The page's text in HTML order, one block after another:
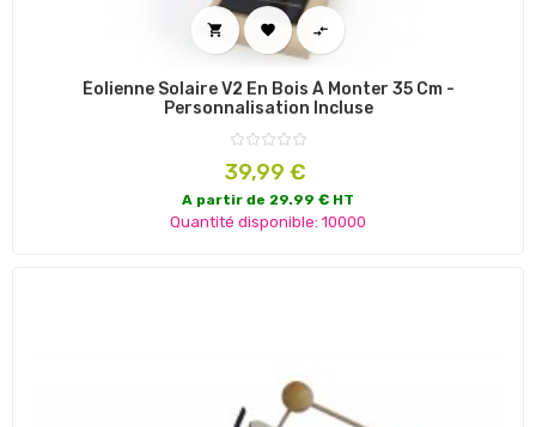
  
Éolienne Solaire V2 En Bois À Monter 35 Cm -
Personnalisation Incluse
Prix
39,99 €
A partir de 29.99 € HT
Quantité disponible: 10000